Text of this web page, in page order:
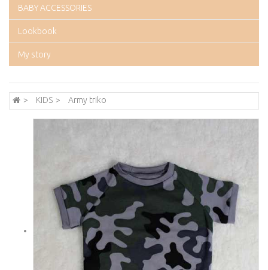
BABY ACCESSORIES
Lookbook
My story
KIDS Army triko